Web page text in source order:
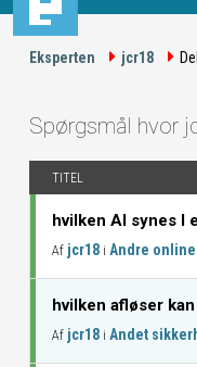
Eksperten jcr18
Spørgsmål hvor
TITEL
hvilken AI synes I
Af jcr18 i Andre
hvilken afløser
Af jcr18 i Andet